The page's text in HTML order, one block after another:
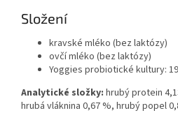
Složení
kravské mléko (bez laktózy)
ovčí mléko (bez laktózy)
Yoggies probiotické kultury:
Analytické složky: hrubý protein
hrubá vláknina 0,67 %, hrubý popel